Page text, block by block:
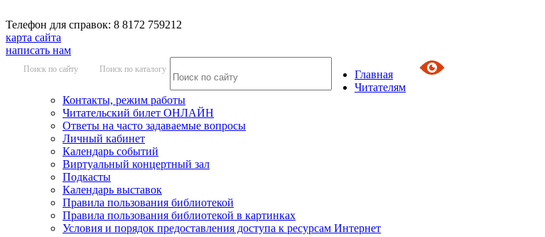
Телефон для справок: 8 8172 759212
карта сайта
написать нам
Поиск по сайту Поиск по каталогу
Главная
Читателям
Контакты, режим работы
Читательский билет ОНЛАЙН
Ответы на часто задаваемые вопросы
Личный кабинет
Календарь событий
Виртуальный концертный зал
Подкасты
Календарь выставок
Правила пользования библиотекой
Правила пользования библиотекой в картинках
Условия и порядок предоставления доступа к ресурсам Интернет